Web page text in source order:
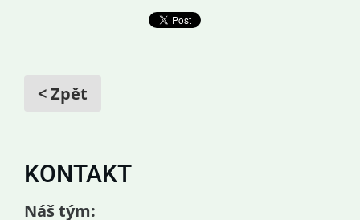
< Zpět
KONTAKT
Náš tým: